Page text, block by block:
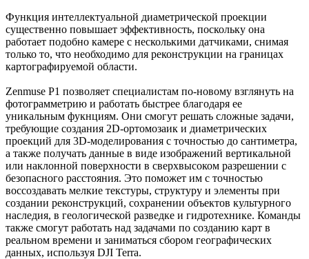
Функция интеллектуальной диаметрической проекции
существенно повышает эффективность, поскольку она
работает подобно камере с несколькими датчиками, снимая
только то, что необходимо для реконструкции на границах
картографируемой области.
Zenmuse P1 позволяет специалистам по-новому взглянуть на
фотограмметрию и работать быстрее благодаря ее
уникальным фукнциям. Они смогут решать сложные задачи,
требующие создания 2D-ортомозаик и диаметрических
проекций для 3D-моделирования с точностью до сантиметра,
а также получать данные в виде изображений вертикальной
или наклонной поверхности в сверхвысоком разрешении с
безопасного расстояния. Это поможет им с точностью
воссоздавать мелкие текстуры, структуру и элементы при
создании реконструкций, сохранении объектов культурного
наследия, в геологической разведке и гидротехнике. Команды
также смогут работать над задачами по созданию карт в
реальном времени и заниматься сбором географических
данных, используя DJI Terra.